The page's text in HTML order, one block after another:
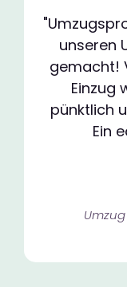
unseren
gemacht!
Einzug
pünktlich
Ein